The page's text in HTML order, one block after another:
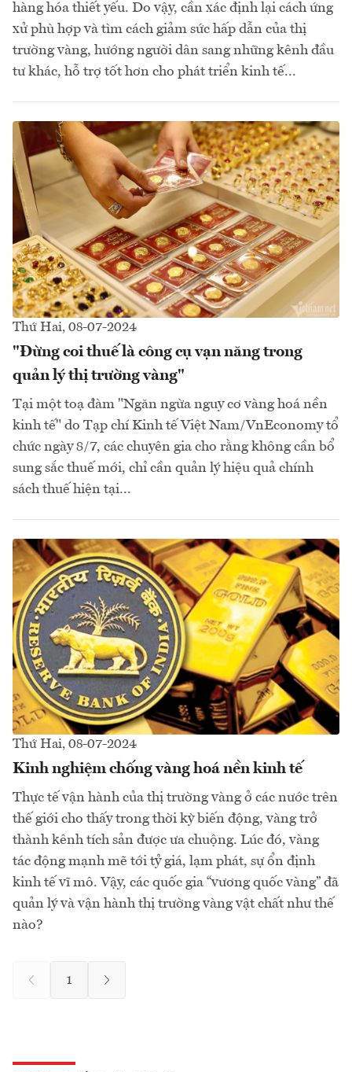
hàng hóa thiết yếu. Do vậy, cần xác định lại cách ứng
xử phù hợp và tìm cách giảm sức hấp dẫn của thị
trường vàng, hướng người dân sang những kênh đầu
tư khác, hỗ trợ tốt hơn cho phát triển kinh tế...
Thứ Hai, 08-07-2024
"Đừng coi thuế là công cụ vạn năng trong
quản lý thị trường vàng"
Tại một toạ đàm "Ngăn ngừa nguy cơ vàng hoá nền
kinh tế" do Tạp chí Kinh tế Việt Nam/VnEconomy tổ
chức ngày 8/7, các chuyên gia cho rằng không cần bổ
sung sắc thuế mới, chỉ cần quản lý hiệu quả chính
sách thuế hiện tại...
Thứ Hai, 08-07-2024
Kinh nghiệm chống vàng hoá nền kinh tế
Thực tế vận hành của thị trường vàng ở các nước trên
thế giới cho thấy trong thời kỳ biến động, vàng trở
thành kênh tích sản được ưa chuộng. Lúc đó, vàng
tác động mạnh mẽ tới tỷ giá, lạm phát, sự ổn định
kinh tế vĩ mô. Vậy, các quốc gia “vương quốc vàng” đã
quản lý và vận hành thị trường vàng vật chất như thế
nào?
1